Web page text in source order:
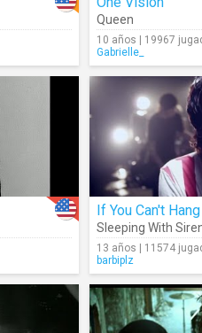
Queen
10 años | 19967
Gabrielle_
If You Can't Hang
Sleeping With
13 años | 11574
barbiplz